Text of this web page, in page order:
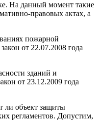
На данный момент такие
правовых актах, а
пожарной
от 22.07.2008 года
зданий и
от 23.12.2009 года
ли объект защиты
регламентов. Допустим,